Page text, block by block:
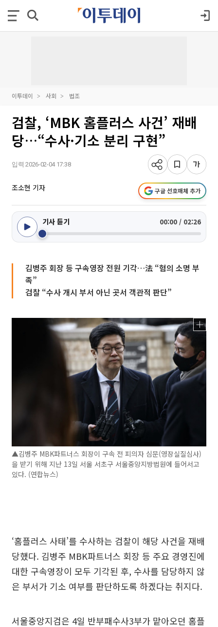
이투데이 사회 법조
검찰, ‘MBK 홈플러스 사건’ 재배
당…“수사·기소 분리 구현”
입력 2026-02-04 17:38
조소현 기자 구글 선호매체 추가
기사 듣기 00:00 / 02:26
김병주 회장 등 구속영장 전원 기각…法 “혐의 소명 부
족”
검찰 “수사 개시 부서 아닌 곳서 객관적 판단”
▲김병주 MBK파트너스 회장이 구속 전 피의자 심문(영장실질심사)
을 받기 위해 지난 13일 서울 서초구 서울중앙지방법원에 들어서고
있다. (연합뉴스)
‘홈플러스 사태’를 수사하는 검찰이 해당 사건을 재배
당했다. 김병주 MBK파트너스 회장 등 주요 경영진에
대한 구속영장이 모두 기각된 후, 수사를 담당하지 않
은 부서가 기소 여부를 판단하도록 하겠다는 취지다.
서울중앙지검은 4일 반부패수사3부가 맡아오던 홈플